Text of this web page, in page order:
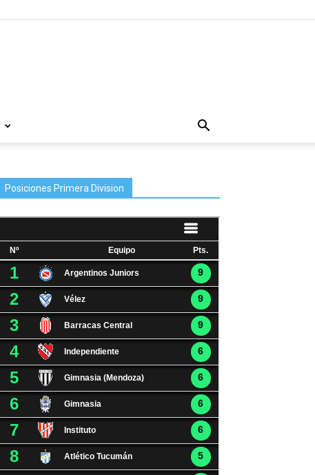
Posiciones Primera Division